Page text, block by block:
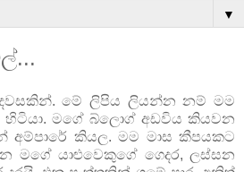
▼
මේ ලිපිය ලියන්න නම් මම
මගේ බ්ලොග් අඩවිය කියවන
අම්පාරේ කියල. මම මාස කීපයකට
මගේ යාළුවෙකුගේ ගෙදර, ලස්සන